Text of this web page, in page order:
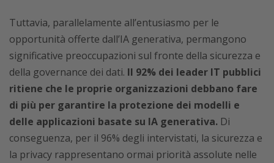
Tuttavia, parallelamente all’entusiasmo per le
opportunità offerte dall’IA generativa, permangono
significative preoccupazioni sul fronte della sicurezza e
della governance dei dati. Il 92% dei leader IT pubblici
ritiene che le proprie organizzazioni debbano fare
di più per garantire la protezione dei modelli e
delle applicazioni basate su IA generativa. Di
conseguenza, per il 96% degli intervistati, la sicurezza e
la privacy rappresentano ormai priorità assolute nelle